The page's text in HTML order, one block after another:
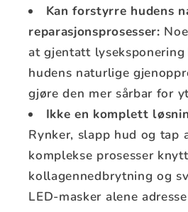
Kan forstyrre hudens
reparasjonsprosesser:
at gjentatt
hudens naturlige
gjøre den mer sårbar for
Ikke en komplett
Rynker, slapp hud og tap
komplekse prosesser
kollagennedbrytning og
LED-masker alene